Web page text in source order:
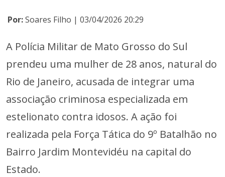
Por:Soares Filho | 03/04/2026 20:29
A Polícia Militar de Mato Grosso do Sul
prendeu uma mulher de 28 anos, natural do
Rio de Janeiro, acusada de integrar uma
associação criminosa especializada em
estelionato contra idosos. A ação foi
realizada pela Força Tática do 9º Batalhão no
Bairro Jardim Montevidéu na capital do
Estado.